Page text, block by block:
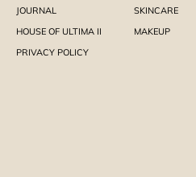
JOURNAL
HOUSE OF ULTIMA II
PRIVACY POLICY
SKINCARE
MAKEUP